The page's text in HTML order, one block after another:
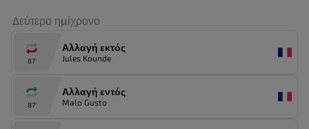
Δεύτερο ημίχρονο
87'
Αλλαγή εκτός
Jules Kounde
87'
Αλλαγή εντός
Malo Gusto